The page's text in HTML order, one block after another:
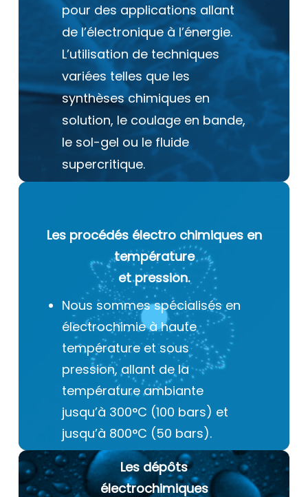
pour des applications allant
de l’électronique à l’énergie.
L’utilisation de techniques
variées telles que les
synthèses chimiques en
solution, le coulage en bande,
le sol-gel ou le fluide
supercritique.
Les procédés électro chimiques en
température
et pression.
Nous sommes spécialisés en
électrochimie à haute
température et sous
pression, allant de la
température ambiante
jusqu’à 300°C (100 bars) et
jusqu’à 800°C (50 bars).
Les dépôts
électrochimiques